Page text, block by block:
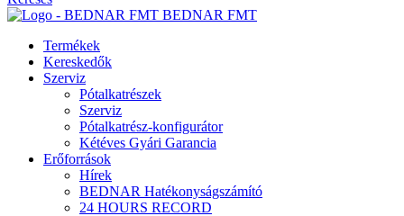
BEDNAR FMT
Termékek
Kereskedők
Szerviz
Pótalkatrészek
Szerviz
Pótalkatrész-konfigurátor
Kétéves Gyári Garancia
Erőforrások
Hírek
BEDNAR Hatékonyságszámító
24 HOURS RECORD